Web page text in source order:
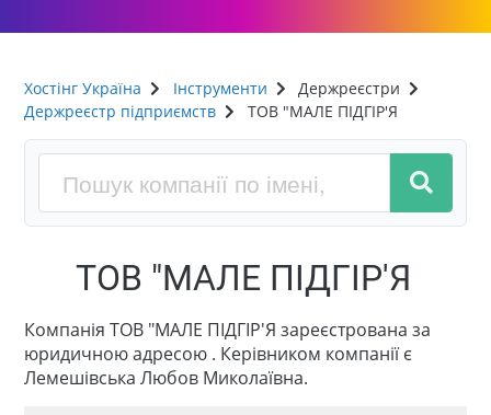
Хостінг Україна Інструменти
Держреєстри
Держреєстр підприємств
ТОВ "МАЛЕ ПІДГІР'Я
ТОВ "МАЛЕ ПІДГІР'Я
Компанія ТОВ "МАЛЕ ПІДГІР'Я зареєстрована за
юридичною адресою . Керівником компанії є
Лемешівська Любов Миколаївна.